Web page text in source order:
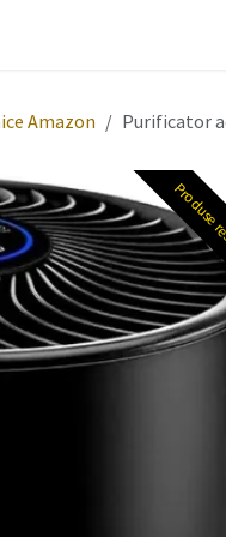
Amazon Purificator